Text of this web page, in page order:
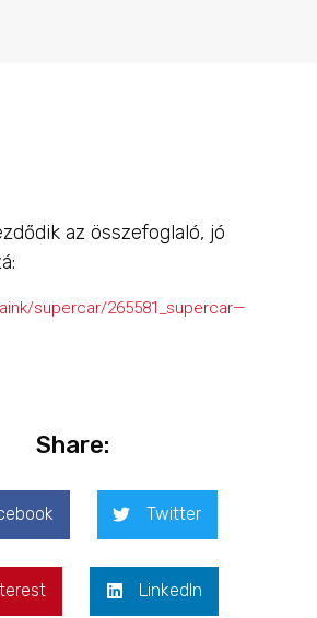
az összefoglaló, jó
supercar/265581_supercar—
Share:
Twitter
LinkedIn